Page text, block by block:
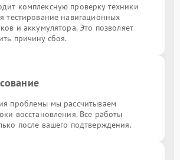
комплексную проверку техники
тестирование навигационных
и аккумулятора. Это позволяет
причину сбоя.
проблемы мы рассчитываем
восстановления. Все работы
после вашего подтверждения.